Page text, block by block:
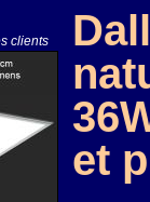
clients
et